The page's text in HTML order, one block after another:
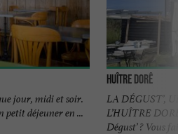
jour, midi et soir.
déjeuner ​en ...
Huître DoRê
LA DÉGUST’,
L’HUÎTRE
Dégust’ ? Vous